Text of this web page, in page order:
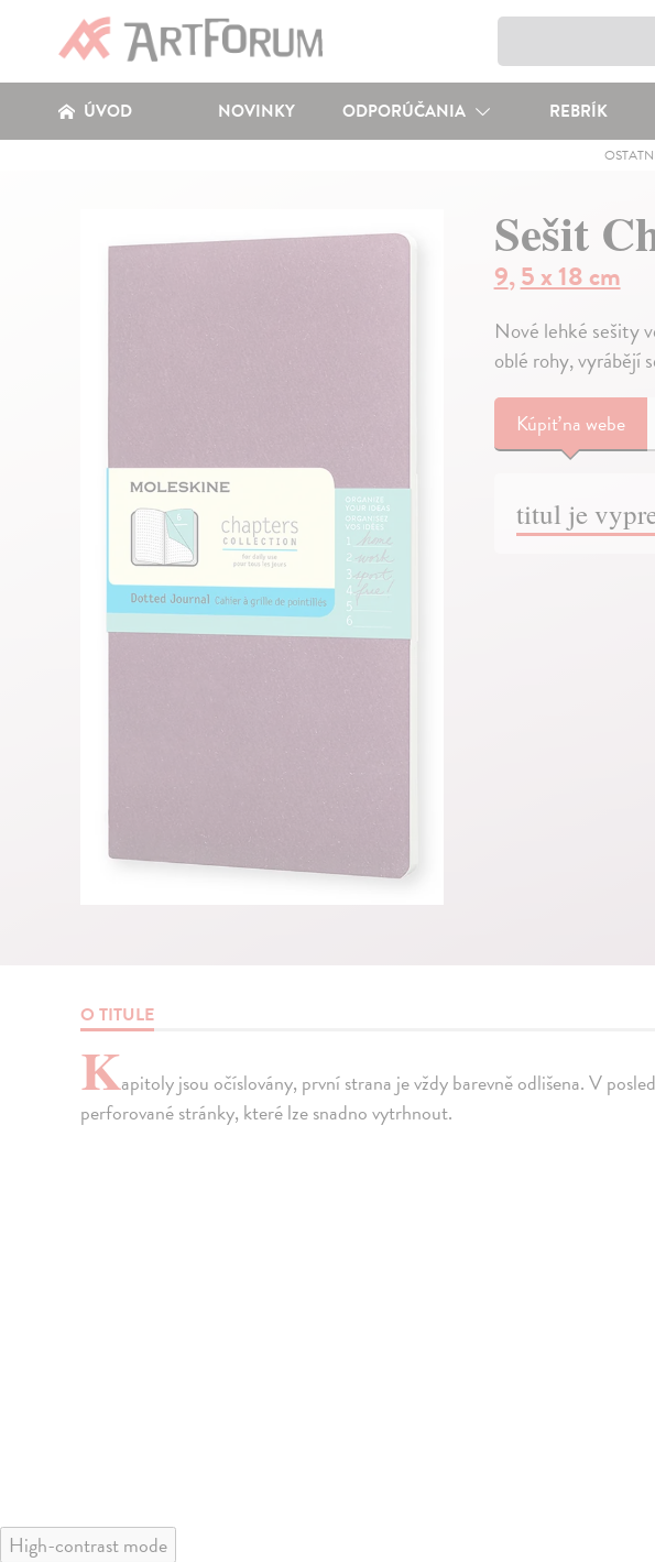
ÚVOD NOVINKY ODPORÚČANIA REBRÍK
Sešit
9,5 x 18 cm
Nové lehké sešity
oblé rohy, vyrábějí
Kúpiťna webe
titul je
O TITULE
Kapitoly jsou očíslovány, první strana je vždy barevně odlišena. V
perforované stránky, které lze snadno vytrhnout.
High-contrast mode